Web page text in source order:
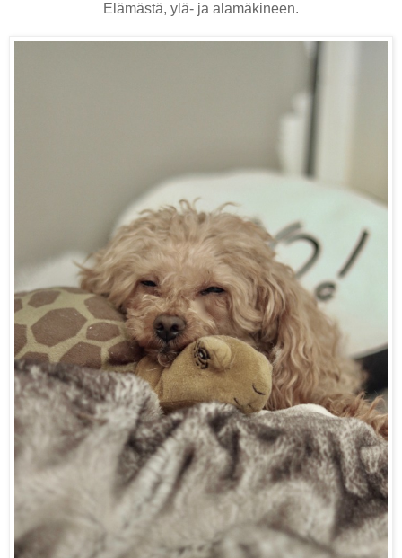
Elämästä, ylä- ja alamäkineen.